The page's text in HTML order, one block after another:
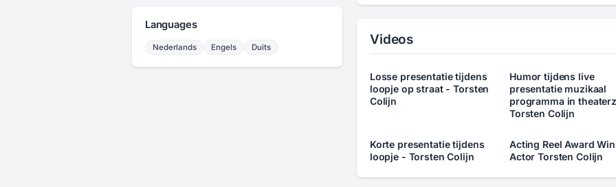
Languages
Nederlands Engels Duits
Videos
Losse presentatie tijdens
loopje op straat - Torsten
Colijn
Humor tijdens live
presentatie muzikaal
programma in
Torsten Colijn
Korte presentatie tijdens
loopje - Torsten Colijn
Acting Reel Award
Actor Torsten Colijn